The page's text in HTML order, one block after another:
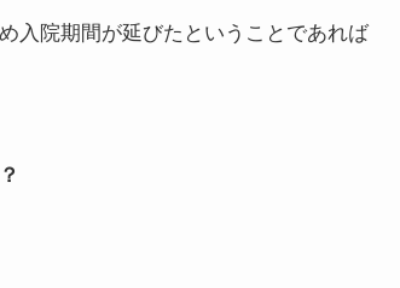
分娩とされているのであれば保険会社